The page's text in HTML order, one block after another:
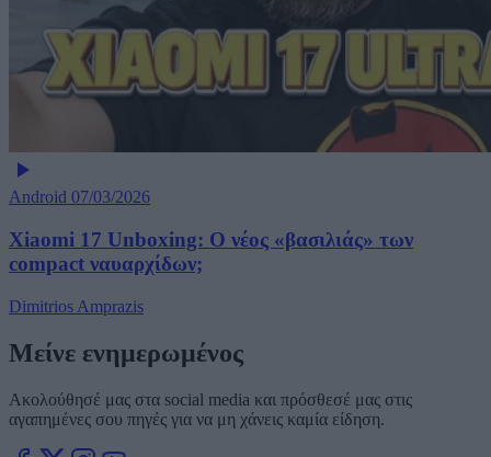
Android 07/03/2026
Xiaomi 17 Unboxing: Ο νέος «βασιλιάς» των
compact ναυαρχίδων;
Dimitrios Amprazis
Μείνε ενημερωμένος
Ακολούθησέ μας στα social media και πρόσθεσέ μας στις
αγαπημένες σου πηγές για να μη χάνεις καμία είδηση.